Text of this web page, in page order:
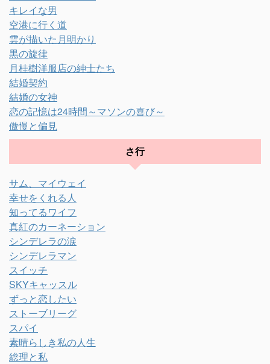
キレイな男
空港に行く道
雲が描いた月明かり
黒の旋律
月桂樹洋服店の紳士たち
結婚契約
結婚の女神
恋の記憶は24時間～マソンの喜び～
傲慢と偏見
さ行
サム、マイウェイ
幸せをくれる人
知ってるワイフ
真紅のカーネーション
シンデレラの涙
シンデレラマン
スイッチ
SKYキャッスル
ずっと恋したい
ストーブリーグ
スパイ
素晴らしき私の人生
総理と私